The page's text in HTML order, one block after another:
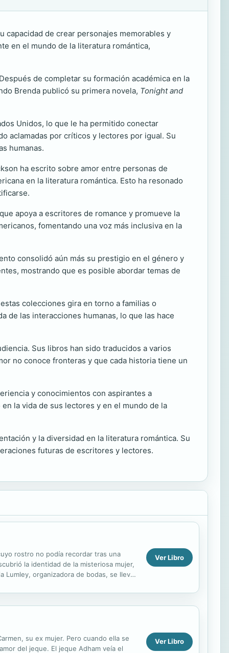
capacidad de crear personajes memorables y
en el mundo de la literatura romántica,
de completar su formación académica en la
Brenda publicó su primera novela, Tonight and
Unidos, lo que le ha permitido conectar
aclamadas por críticos y lectores por igual. Su
humanas.
ha escrito sobre amor entre personas de
en la literatura romántica. Esto ha resonado
apoya a escritores de romance y promueve la
fomentando una voz más inclusiva en la
consolidó aún más su prestigio en el género y
mostrando que es posible abordar temas de
colecciones gira en torno a familias o
de las interacciones humanas, lo que las hace
Sus libros han sido traducidos a varios
no conoce fronteras y que cada historia tiene un
y conocimientos con aspirantes a
la vida de sus lectores y en el mundo de la
y la diversidad en la literatura romántica. Su
futuras de escritores y lectores.
rostro no podía recordar tras una
la identidad de la misteriosa mujer,
Lumley, organizadora de bodas, se llevó
Ver Libro
su ex mujer. Pero cuando ella se
del jeque. El jeque Adham veía el
Ver Libro